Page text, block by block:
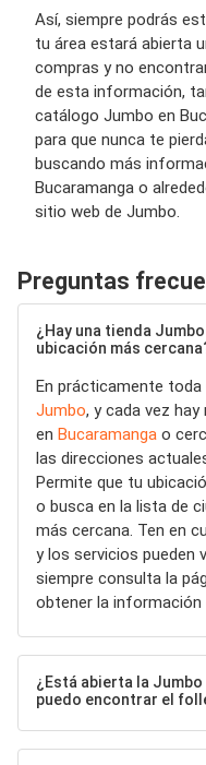
Así, siempre podrás
tu área estará abierta
compras y no
de esta información,
catálogo Jumbo en
para que nunca te
buscando más
Bucaramanga o
sitio web de Jumbo.
Preguntas
¿Hay una tienda Jumbo
ubicación más
En prácticamente
Jumbo, y cada vez
en Bucaramanga o
las direcciones
Permite que tu
o busca en la lista de
más cercana. Ten en
y los servicios pueden
siempre consulta la
obtener la
¿Está abierta la Jumbo
puedo encontrar el